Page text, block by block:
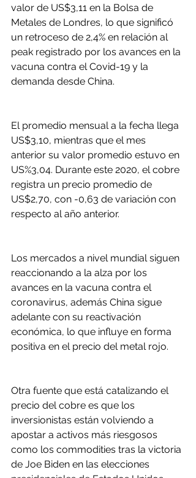
valor de US$3,11 en la Bolsa de
Metales de Londres, lo que significó
un retroceso de 2,4% en relación al
peak registrado por los avances en la
vacuna contra el Covid-19 y la
demanda desde China.
El promedio mensual a la fecha llega
US$3,10, mientras que el mes
anterior su valor promedio estuvo en
US%3,04. Durante este 2020, el cobre
registra un precio promedio de
US$2,70, con -0,63 de variación con
respecto al año anterior.
Los mercados a nivel mundial siguen
reaccionando a la alza por los
avances en la vacuna contra el
coronavirus, además China sigue
adelante con su reactivación
económica, lo que influye en forma
positiva en el precio del metal rojo.
Otra fuente que está catalizando el
precio del cobre es que los
inversionistas están volviendo a
apostar a activos más riesgosos
como los commodities tras la victoria
de Joe Biden en las elecciones